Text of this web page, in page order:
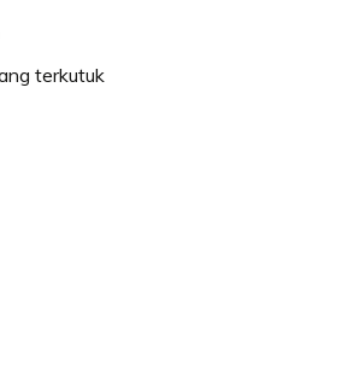
terkutuk